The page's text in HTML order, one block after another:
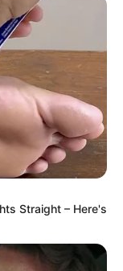
Straight – Here's